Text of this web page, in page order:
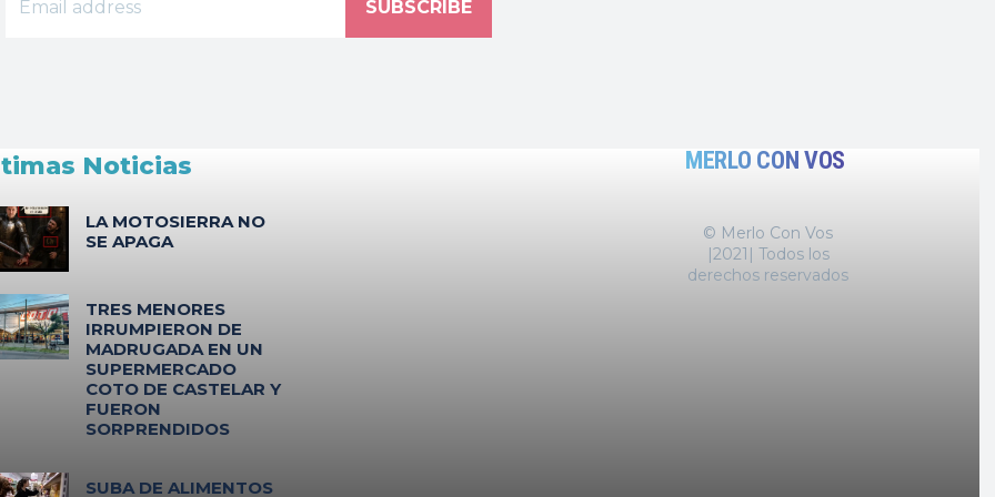
SUBSCRIBE
Noticias
LA MOTOSIERRA NO
SE APAGA
TRES MENORES
IRRUMPIERON DE
MADRUGADA EN UN
SUPERMERCADO
COTO DE CASTELAR Y
FUERON
SORPRENDIDOS
SUBA DE ALIMENTOS
MERLO CON VOS
© Merlo Con Vos
|2021| Todos los
derechos reservados